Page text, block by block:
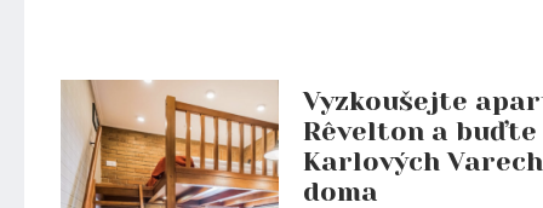
Vyzkoušejte
Rêvelton a buďte
Karlových
doma